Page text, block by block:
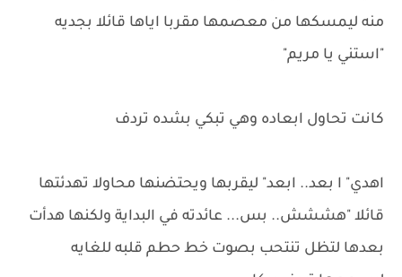
منه ليمسكها من معصمها مقربا اياها قائلا بجديه
"استني يا مريم"
كانت تحاول ابعاده وهي تبكي بشده تردف
اهدي" ا بعد.. ابعد" ليقربها ويحتضنها محاولا تهدئتها
قائلا "هششش.. بس... عائدته في البداية ولكنها هدأت
بعدها لتظل تنتحب بصوت خط حطم قلبه للغايه